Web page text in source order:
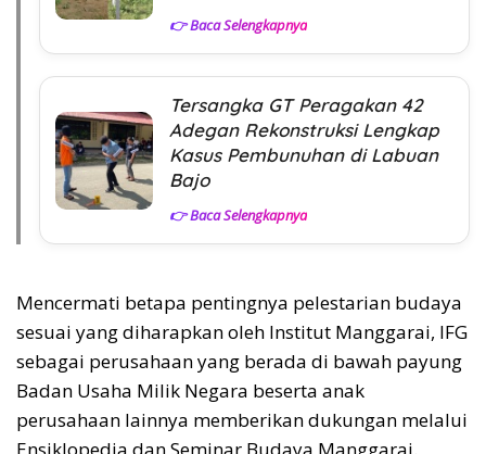
👉 Baca Selengkapnya
Tersangka GT Peragakan 42
Adegan Rekonstruksi Lengkap
Kasus Pembunuhan di Labuan
Bajo
👉 Baca Selengkapnya
Mencermati betapa pentingnya pelestarian budaya
sesuai yang diharapkan oleh Institut Manggarai, IFG
sebagai perusahaan yang berada di bawah payung
Badan Usaha Milik Negara beserta anak
perusahaan lainnya memberikan dukungan melalui